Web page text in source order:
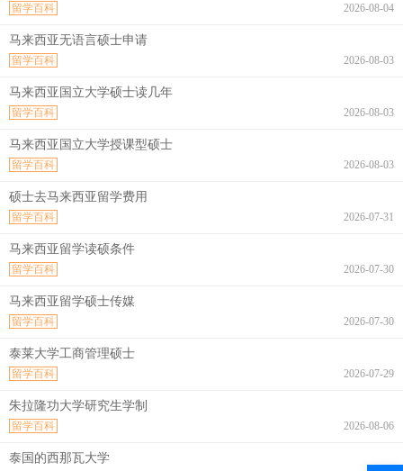
2026-08-04
留学百科
马来西亚无语言硕士申请
2026-08-03
留学百科
马来西亚国立大学硕士读几年
2026-08-03
留学百科
马来西亚国立大学授课型硕士
2026-08-03
留学百科
硕士去马来西亚留学费用
2026-07-31
留学百科
马来西亚留学读硕条件
2026-07-30
留学百科
马来西亚留学硕士传媒
2026-07-30
留学百科
泰莱大学工商管理硕士
2026-07-29
留学百科
朱拉隆功大学研究生学制
2026-08-06
留学百科
泰国的西那瓦大学